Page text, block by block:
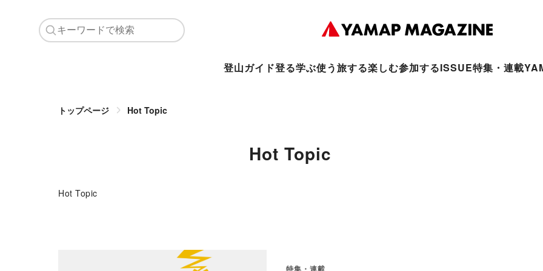
登山ガイド登る学ぶ使う旅する楽しむ参加するISSUE特集・連載
トップページ Hot Topic
Hot Topic
Hot Topic
特集・連載